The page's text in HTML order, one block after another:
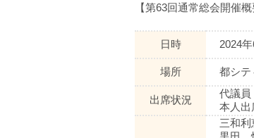
【第63回通常総会開催概
日時 2024
場所 都シ
出席状況
代議員
本人出
三和